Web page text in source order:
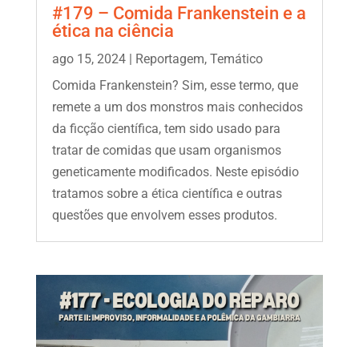
#179 – Comida Frankenstein e a
ética na ciência
ago 15, 2024| Reportagem, Temático
Comida Frankenstein? Sim, esse termo, que
remete a um dos monstros mais conhecidos
da ficção científica, tem sido usado para
tratar de comidas que usam organismos
geneticamente modificados. Neste episódio
tratamos sobre a ética científica e outras
questões que envolvem esses produtos.